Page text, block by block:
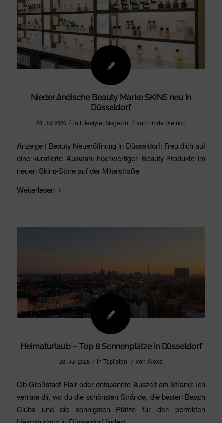
Niederländische Beauty Marke SKINS neu in
Düsseldorf
28. Juli 2026 / in Lifestyle, Magazin / von Linda Dietrich
Anzeige | Beauty Neueröffnung in Düsseldorf: Freu dich auf
eine kuratierte Auswahl hochwertiger Beauty-Produkte im
neuen Skins-Store auf der Mittelstraße
Weiterlesen
Heimaturlaub – Top 8 Sonnenplätze in Düsseldorf
28. Juli 2026 / in Toplisten / von Alexa
Ob Großstadt-Flair oder entspannte Auszeit am Strand: Ich
verrate dir, wo du die schönsten Strände, die besten Beach
Clubs und die sonnigsten Plätze für den perfekten